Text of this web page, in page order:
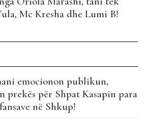
Mc Kresha dhe Lumi B!
emocionon publikun,
prekës për Shpat Kasapin para
në Shkup!